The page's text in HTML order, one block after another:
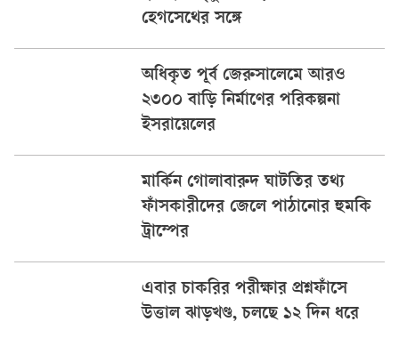
হেগসেথের সঙ্গে
অধিকৃত পূর্ব জেরুসালেমে আরও
২৩০০ বাড়ি নির্মাণের পরিকল্পনা
ইসরায়েলের
মার্কিন গোলাবারুদ ঘাটতির তথ্য
ফাঁসকারীদের জেলে পাঠানোর হুমকি
ট্রাম্পের
এবার চাকরির পরীক্ষার প্রশ্নফাঁসে
উত্তাল ঝাড়খণ্ড, চলছে ১২ দিন ধরে